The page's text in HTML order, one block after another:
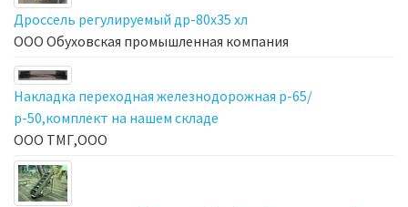
Дроссель регулируемый др-80х35 хл
ООО Обуховская промышленная компания
Накладка переходная железнодорожная р-65/
р-50,комплект на нашем складе
ООО ТМГ,ООО